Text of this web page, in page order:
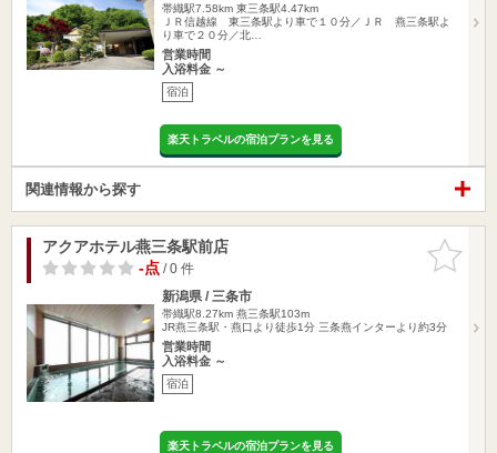
帯織駅7.58km 東三条駅4.47km
ＪＲ信越線 東三条駅より車で１０分／ＪＲ 燕三条駅よ
り車で２０分／北…
営業時間
入浴料金 ～
宿泊
楽天トラベルの宿泊プランを見る
関連情報から探す
お気に入
りに追加
アクアホテル燕三条駅前店
-点/ 0 件
新潟県 / 三条市
帯織駅8.27km 燕三条駅103m
JR燕三条駅・燕口より徒歩1分 三条燕インターより約3分
営業時間
入浴料金 ～
宿泊
楽天トラベルの宿泊プランを見る